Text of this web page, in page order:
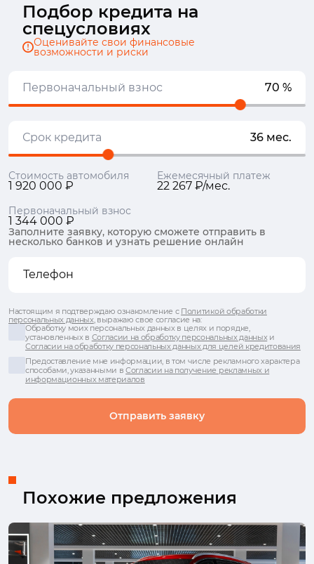
Подбор кредита на
спецусловиях
Оценивайте свои финансовые
возможности и риски
Первоначальный взнос 70 %
Срок кредита 36 мес.
Стоимость автомобиля
1 920 000 ₽
Ежемесячный платеж
22 267 ₽/мес.
Первоначальный взнос
1 344 000 ₽
Заполните заявку, которую сможете отправить в
несколько банков и узнать решение онлайн
Отправить заявку
Настоящим я подтверждаю ознакомление с Политикой обработки
персональных данных , выражаю свое согласие на:
Обработку моих персональных данных в целях и порядке,
установленных в Согласии на обработку персональных данных и
Согласии на обработку персональных данных для целей кредитования
Предоставление мне информации, в том числе рекламного характера
способами, указанными вСогласии на получение рекламных и
информационных материалов
Похожие предложения